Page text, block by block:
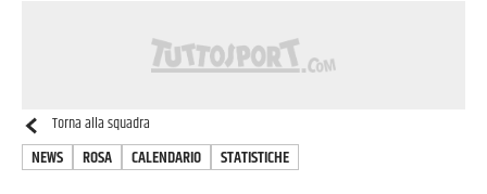
Torna alla squadra
NEWS ROSA CALENDARIO STATISTICHE